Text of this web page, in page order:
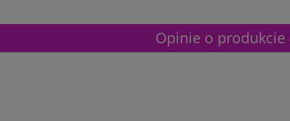
Opinie o produkcie